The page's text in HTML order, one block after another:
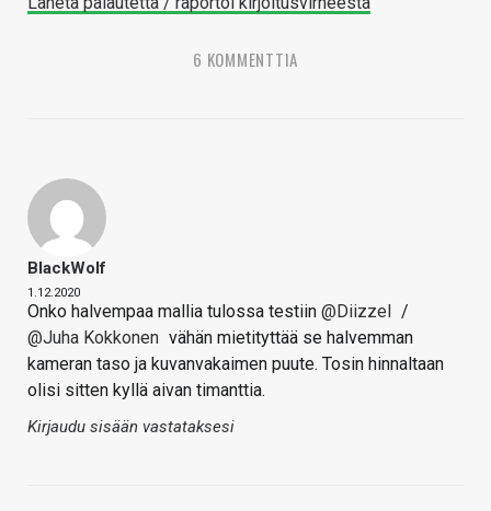
6 KOMMENTTIA
BlackWolf
1.12.2020
Onko halvempaa mallia tulossa testiin @Diizzel /
@Juha Kokkonen vähän mietityttää se halvemman
kameran taso ja kuvanvakaimen puute. Tosin hinnaltaan
olisi sitten kyllä aivan timanttia.
Kirjaudu sisään vastataksesi